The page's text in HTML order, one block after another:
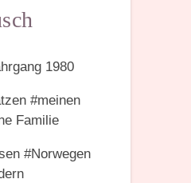
1980
#meinen
Familie
#Norwegen